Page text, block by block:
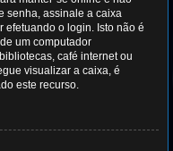
senha, assinale a caixa
efetuando o login. Isto não é
um computador
café internet ou
visualizar a caixa, é
este recurso.